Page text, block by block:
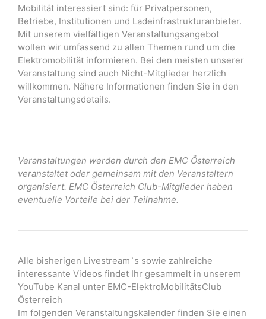
Mobilität interessiert sind: für Privatpersonen,
Betriebe, Institutionen und Ladeinfrastrukturanbieter.
Mit unserem vielfältigen Veranstaltungsangebot
wollen wir umfassend zu allen Themen rund um die
Elektromobilität informieren. Bei den meisten unserer
Veranstaltung sind auch Nicht-Mitglieder herzlich
willkommen. Nähere Informationen finden Sie in den
Veranstaltungsdetails.
Veranstaltungen werden durch den EMC Österreich
veranstaltet oder gemeinsam mit den Veranstaltern
organisiert. EMC Österreich Club-Mitglieder haben
eventuelle Vorteile bei der Teilnahme.
Alle bisherigen Livestream`s sowie zahlreiche
interessante Videos findet Ihr gesammelt in unserem
YouTube Kanal unter EMC-ElektroMobilitätsClub
Österreich
Im folgenden Veranstaltungskalender finden Sie einen